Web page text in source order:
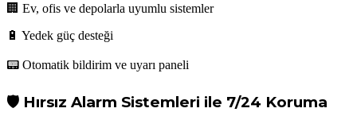
🏢 Ev, ofis ve depolarla uyumlu sistemler
🔋 Yedek güç desteği
📟 Otomatik bildirim ve uyarı paneli
🛡 Hırsız Alarm Sistemleri ile 7/24 Koruma